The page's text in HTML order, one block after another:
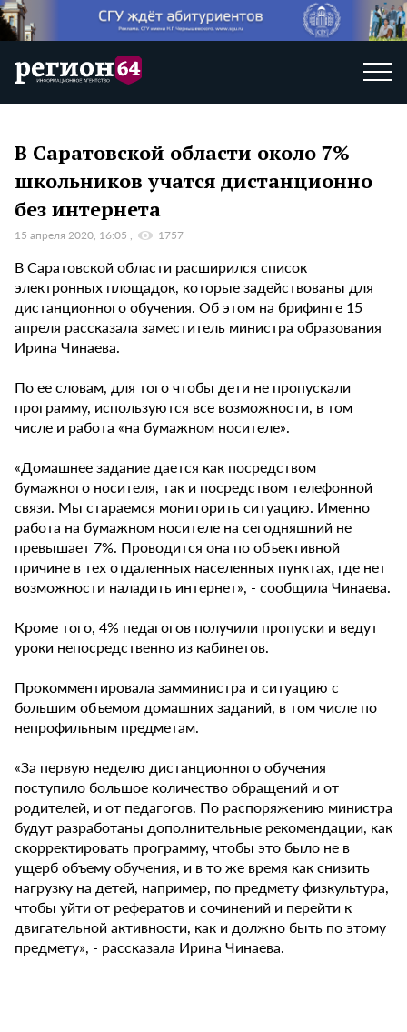
В Саратовской области около 7%
школьников учатся дистанционно
без интернета
15 апреля 2020, 16:05 1757
В Саратовской области расширился список
электронных площадок, которые задействованы для
дистанционного обучения. Об этом на брифинге 15
апреля рассказала заместитель министра образования
Ирина Чинаева.
По ее словам, для того чтобы дети не пропускали
программу, используются все возможности, в том
числе и работа «на бумажном носителе».
«Домашнее задание дается как посредством
бумажного носителя, так и посредством телефонной
связи. Мы стараемся мониторить ситуацию. Именно
работа на бумажном носителе на сегодняшний не
превышает 7%. Проводится она по объективной
причине в тех отдаленных населенных пунктах, где нет
возможности наладить интернет», - сообщила Чинаева.
Кроме того, 4% педагогов получили пропуски и ведут
уроки непосредственно из кабинетов.
Прокомментировала замминистра и ситуацию с
большим объемом домашних заданий, в том числе по
непрофильным предметам.
«За первую неделю дистанционного обучения
поступило большое количество обращений и от
родителей, и от педагогов. По распоряжению министра
будут разработаны дополнительные рекомендации, как
скорректировать программу, чтобы это было не в
ущерб объему обучения, и в то же время как снизить
нагрузку на детей, например, по предмету физкультура,
чтобы уйти от рефератов и сочинений и перейти к
двигательной активности, как и должно быть по этому
предмету», - рассказала Ирина Чинаева.